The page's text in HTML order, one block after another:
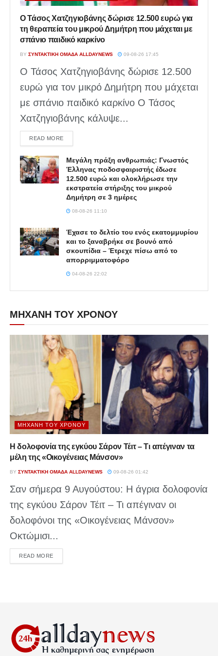
Ο Τάσος Χατζηγιοβάνης δώρισε 12.500 ευρώ για
τη θεραπεία του μικρού Δημήτρη που μάχεται με
σπάνιο παιδικό καρκίνο
BY ΣΥΝΤΑΚΤΙΚΉ ΟΜΆΔΑ ALLDAYNEWS 09-08-26 17:45
Ο Τάσος Χατζηγιοβάνης δώρισε 12.500
ευρώ για τον μικρό Δημήτρη που μάχεται
με σπάνιο παιδικό καρκίνο Ο Τάσος
Χατζηγιοβάνης κάλυψε...
READ MOREDETAILS
Μεγάλη πράξη ανθρωπιάς: Γνωστός
Έλληνας ποδοσφαιριστής έδωσε
12.500 ευρώ και ολοκλήρωσε την
εκστρατεία στήριξης του μικρού
Δημήτρη σε 3 ημέρες
08-08-26 11:10
Έχασε το δελτίο του ενός εκατομμυρίου
και το ξαναβρήκε σε βουνό από
σκουπίδια – Έτρεχε πίσω από το
απορριμματοφόρο
04-08-26 22:02
ΜΗΧΑΝΗ ΤΟΥ ΧΡΟΝΟΥ
ΜΗΧΑΝΉ ΤΟΥ ΧΡΌΝΟΥ
Η δολοφονία της εγκύου Σάρον Τέιτ – Τι απέγιναν τα
μέλη της «Οικογένειας Μάνσον»
BY ΣΥΝΤΑΚΤΙΚΉ ΟΜΆΔΑ ALLDAYNEWS 09-08-26 01:42
Σαν σήμερα 9 Αυγούστου: Η άγρια δολοφονία
της εγκύου Σάρον Τέιτ – Τι απέγιναν οι
δολοφόνοι της «Οικογένειας Μάνσον»
Οκτώμισι...
READ MOREDETAILS